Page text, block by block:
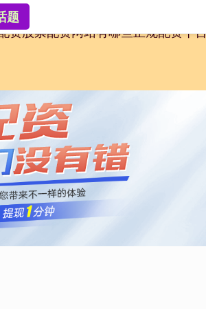
资股票配资网站有哪些正规配资平
题